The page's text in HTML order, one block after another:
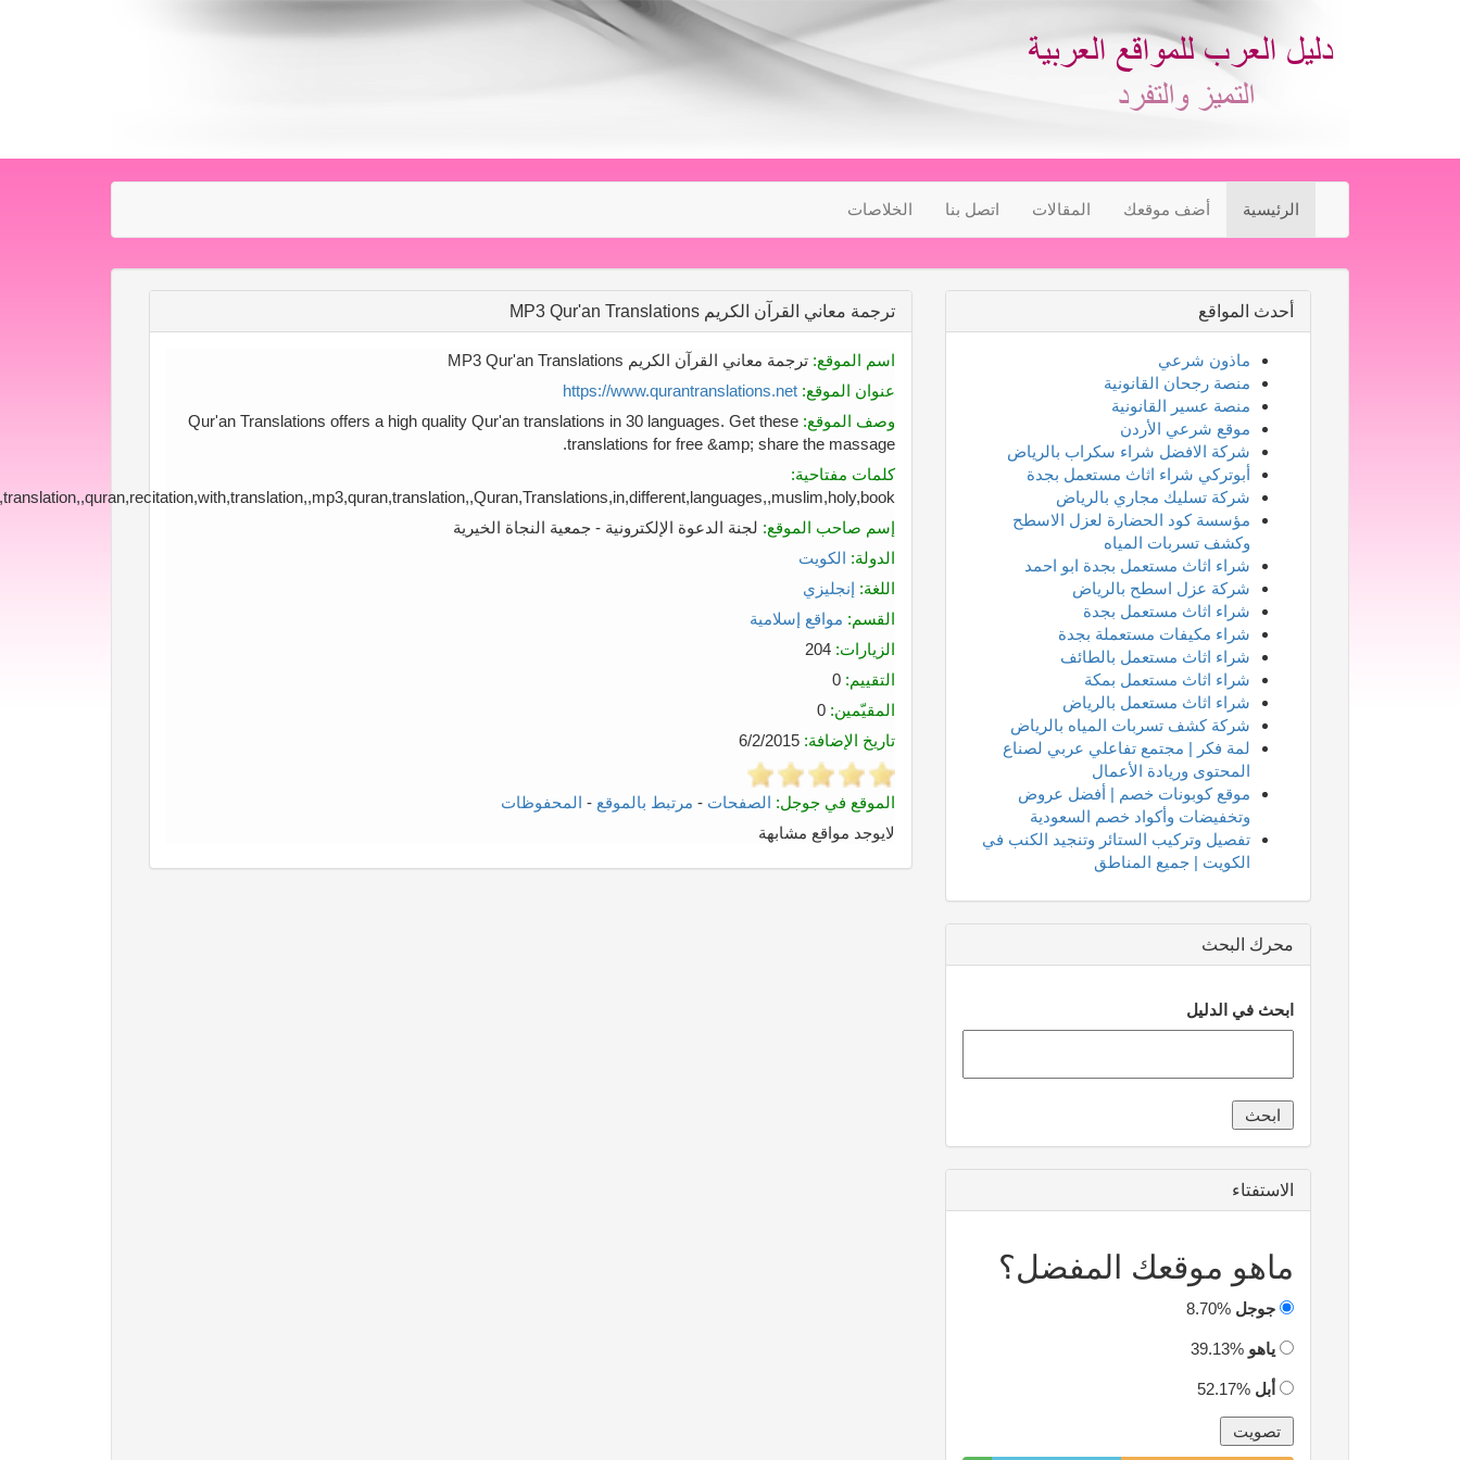
الرئيسية أضف موقعك المقالات اتصل بنا الخلاصات
ترجمة معاني القرآن الكريم MP3 Qur'an Translations
اسم الموقع: ترجمة معاني القرآن الكريم MP3 Qur'an Translations
عنوان الموقع: https://www.qurantranslations.net
وصف الموقع: Qur'an Translations offers a high quality Qur'an translations in 30 languages. Get these
translations for free &amp; share the massage.
كلمات مفتاحية:
إسم صاحب الموقع: لجنة الدعوة الإلكترونية - جمعية النجاة الخيرية
الدولة: الكويت
اللغة: إنجليزي
القسم: مواقع إسلامية
الزيارات:
التقييم:
المقيّمين:
تاريخ الإضافة:
الموقع في جوجل: الصفحات - مرتبط بالموقع - المحفوظات
لايوجد مواقع مشابهة
أحدث المواقع
ماذون شرعي
منصة رجحان القانونية
منصة عسير القانونية
موقع شرعي الأردن
شركة الافضل شراء سكراب بالرياض
أبوتركي شراء اثاث مستعمل بجدة
شركة تسليك مجاري بالرياض
مؤسسة كود الحضارة لعزل الاسطح
وكشف تسربات المياه
شراء اثاث مستعمل بجدة ابو احمد
شركة عزل اسطح بالرياض
شراء اثاث مستعمل بجدة
شراء مكيفات مستعملة بجدة
شراء اثاث مستعمل بالطائف
شراء اثاث مستعمل بمكة
شراء اثاث مستعمل بالرياض
شركة كشف تسربات المياه بالرياض
لمة فكر | مجتمع تفاعلي عربي لصناع
المحتوى وريادة الأعمال
موقع كوبونات خصم | أفضل عروض
وتخفيضات وأكواد خصم السعودية
تفصيل وتركيب الستائر وتنجيد الكنب في
الكويت | جميع المناطق
محرك البحث
ابحث في الدليل
الاستفتاء
ماهو موقعك المفضل؟
جوجل 8.70%
ياهو 39.13%
أبل 52.17%